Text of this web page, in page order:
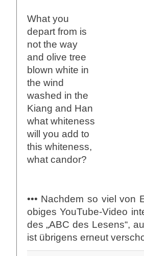
What you
depart from is
not the way
and olive tree
blown white in
the wind
washed in the
Kiang and Han
what whiteness
will you add to
this whiteness,
what candor?
••• Nachdem so viel
obiges YouTube-Video
des „ABC des Lesens“,
ist übrigens erneut